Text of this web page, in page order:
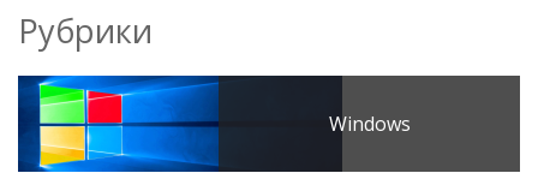
Рубрики
Windows